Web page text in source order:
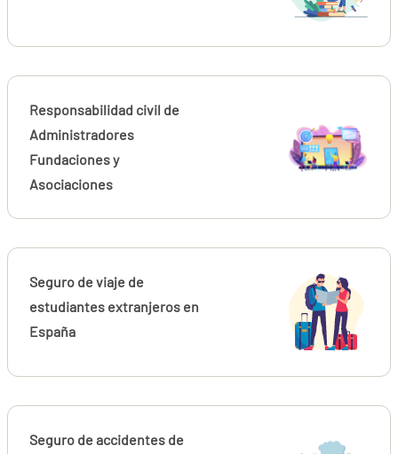
Responsabilidad civil de
Administradores
Fundaciones y
Asociaciones
Seguro de viaje de
estudiantes extranjeros en
España
Seguro de accidentes de